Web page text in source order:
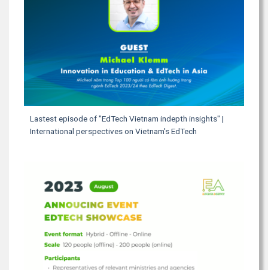
Lastest episode of "EdTech Vietnam indepth insights" |
International perspectives on Vietnam's EdTech